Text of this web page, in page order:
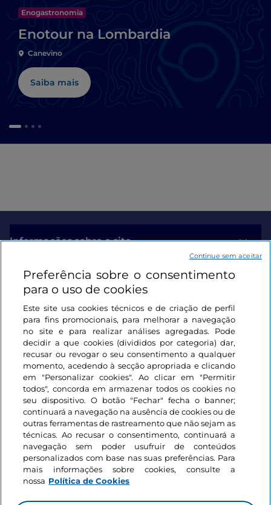
Enogastronomia
Enotour na Lombardia
Canevino
Saiba mais
Informações sobre o site
Ligações úteis
Iniciar sessão
Mantenha-se em contacto
Preferência sobre o consentimento
para o uso de cookies
Este site usa cookies técnicos e de criação de perfil
para fins promocionais, para melhorar a navegação
no site e para realizar análises agregadas. Pode
decidir a que cookies (divididos por categoria) dar,
recusar ou revogar o seu consentimento a qualquer
momento, acedendo à secção apropriada e clicando
em "Personalizar cookies". Ao clicar em "Permitir
todos", concorda em armazenar todos os cookies no
seu dispositivo. O botão "Fechar" fecha o banner;
continuará a navegação na ausência de cookies ou de
outras ferramentas de rastreamento que não sejam as
técnicas. Ao recusar o consentimento, continuará a
navegação sem poder usufruir de conteúdos
personalizados com base nas suas preferências. Para
mais informações sobre cookies, consulte a
nossa Política de Cookies
Continue sem aceitar